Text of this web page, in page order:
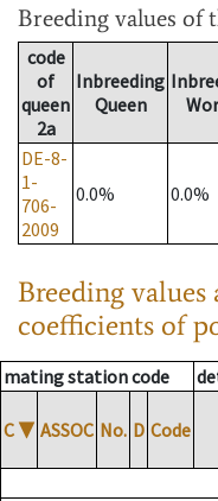
Breeding values of
code
of
queen
2a
Inbreeding
Queen
DE-8-
1-
706-
2009
0.0% 0.0%
Breeding
coefficients of
mating station code
C ▼ ASSOC No. D Code